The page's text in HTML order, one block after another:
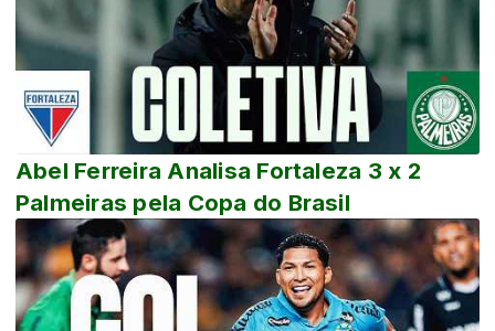
Abel Ferreira Analisa Fortaleza 3 x 2
Palmeiras pela Copa do Brasil